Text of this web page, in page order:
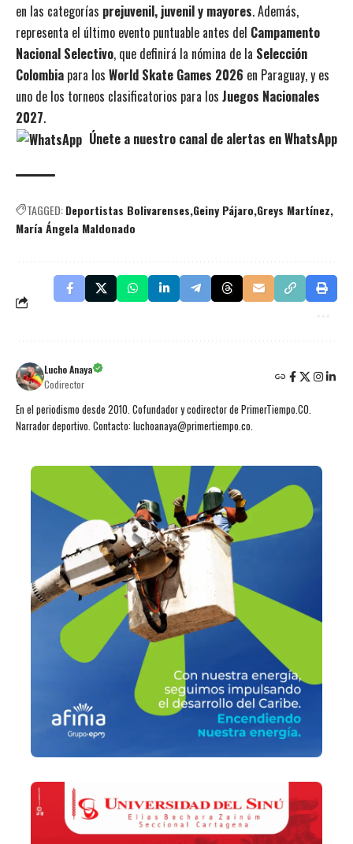
en las categorías prejuvenil, juvenil y mayores. Además,
representa el último evento puntuable antes del Campamento
Nacional Selectivo, que definirá la nómina de la Selección
Colombia para los World Skate Games 2026 en Paraguay, y es
uno de los torneos clasificatorios para los Juegos Nacionales
2027.
Únete a nuestro canal de alertas en WhatsApp
TAGGED:Deportistas Bolivarenses Geiny Pájaro Greys Martínez
María Ángela Maldonado
Lucho Anaya
Codirector
En el periodismo desde 2010. Cofundador y codirector de PrimerTiempo.CO.
Narrador deportivo. Contacto: luchoanaya@primertiempo.co.